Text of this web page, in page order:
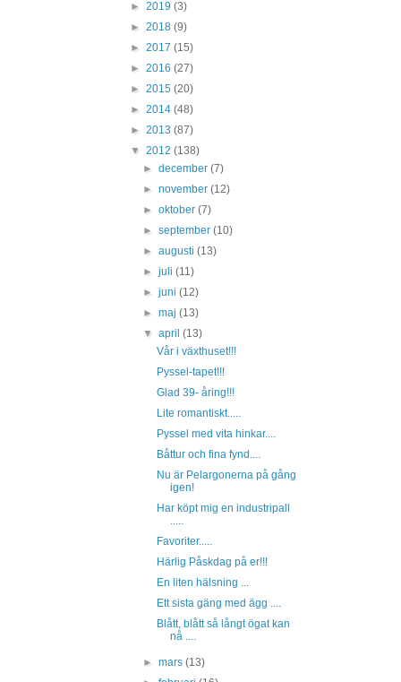
► 2019 (3)
► 2018 (9)
► 2017 (15)
► 2016 (27)
► 2015 (20)
► 2014 (48)
► 2013 (87)
▼ 2012 (138)
►december(7)
►november(12)
►oktober(7)
►september(10)
►augusti(13)
►juli(11)
►juni(12)
►maj(13)
▼april(13)
Vår i växthuset!!!
Pyssel-tapet!!!
Glad 39- åring!!!
Lite romantiskt.....
Pyssel med vita hinkar....
Båttur och fina fynd....
Nu är Pelargonerna på gång
igen!
Har köpt mig en industripall
.....
Favoriter.....
Härlig Påskdag på er!!!
En liten hälsning ...
Ett sista gäng med ägg ....
Blått, blått så långt ögat kan
nå ....
►mars(13)